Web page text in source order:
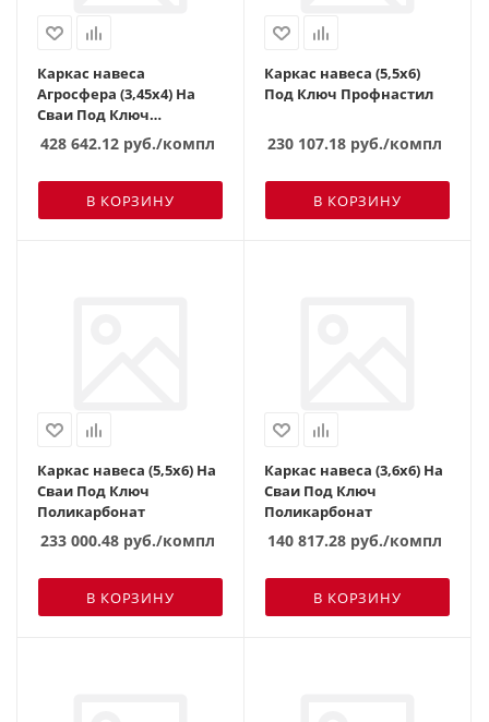
Каркас навеса
Агросфера (3,45х4) На
Сваи Под Ключ
Поликарбонат
428 642.12 руб./компл
В КОРЗИНУ
Каркас навеса (5,5х6)
Под Ключ Профнастил
230 107.18 руб./компл
В КОРЗИНУ
Каркас навеса (5,5х6) На
Сваи Под Ключ
Поликарбонат
233 000.48 руб./компл
В КОРЗИНУ
Каркас навеса (3,6х6) На
Сваи Под Ключ
Поликарбонат
140 817.28 руб./компл
В КОРЗИНУ